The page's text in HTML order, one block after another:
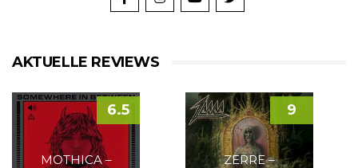
AKTUELLE REVIEWS
MOTHICA –
6.5
ZERRE –
9